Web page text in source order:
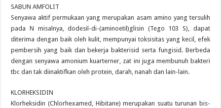
SABUN AMFOLIT
Senyawa aktif permukaan yang merupakan asam amino yang tersulih
pada N misalnya, dodesil-di-(aminoetil)glisin (Tego 103 S), dapat
diterima dengan baik oleh kulit, mempunyai toksisitas yang kecil, efek
pembersih yang baik dan bekerja bakterisid serta fungisid. Berbeda
dengan senyawa amonium kuarterner, zat ini juga membunuh bakteri
tbc dan tak diinaktifkan oleh protein, darah, nanah dan lain-lain.
KLORHEKSIDIN
Klorheksidin (Chlorhexamed, Hibitane) merupakan suatu turunan bis-